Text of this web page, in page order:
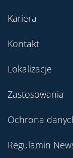
Kariera
Kontakt
Lokalizacje
Zastosowania
Ochrona
Regulamin